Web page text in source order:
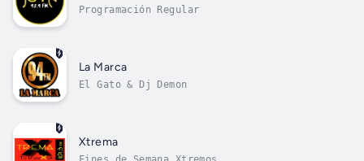
Programación Regular
La Marca
El Gato & Dj Demon
Xtrema